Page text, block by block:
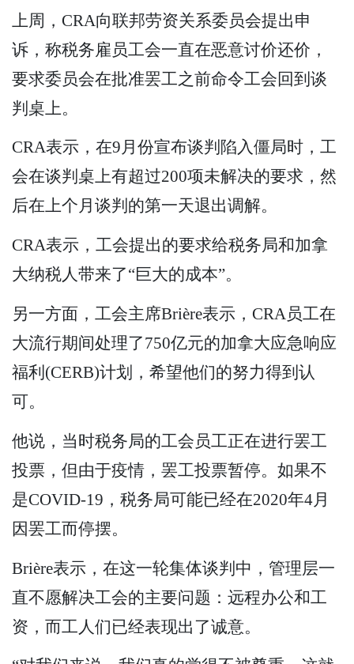
上周，CRA向联邦劳资关系委员会提出申
诉，称税务雇员工会一直在恶意讨价还价，
要求委员会在批准罢工之前命令工会回到谈
判桌上。
CRA表示，在9月份宣布谈判陷入僵局时，工
会在谈判桌上有超过200项未解决的要求，然
后在上个月谈判的第一天退出调解。
CRA表示，工会提出的要求给税务局和加拿
大纳税人带来了“巨大的成本”。
另一方面，工会主席Brière表示，CRA员工在
大流行期间处理了750亿元的加拿大应急响应
福利(CERB)计划，希望他们的努力得到认
可。
他说，当时税务局的工会员工正在进行罢工
投票，但由于疫情，罢工投票暂停。如果不
是COVID-19，税务局可能已经在2020年4月
因罢工而停摆。
Brière表示，在这一轮集体谈判中，管理层一
直不愿解决工会的主要问题：远程办公和工
资，而工人们已经表现出了诚意。